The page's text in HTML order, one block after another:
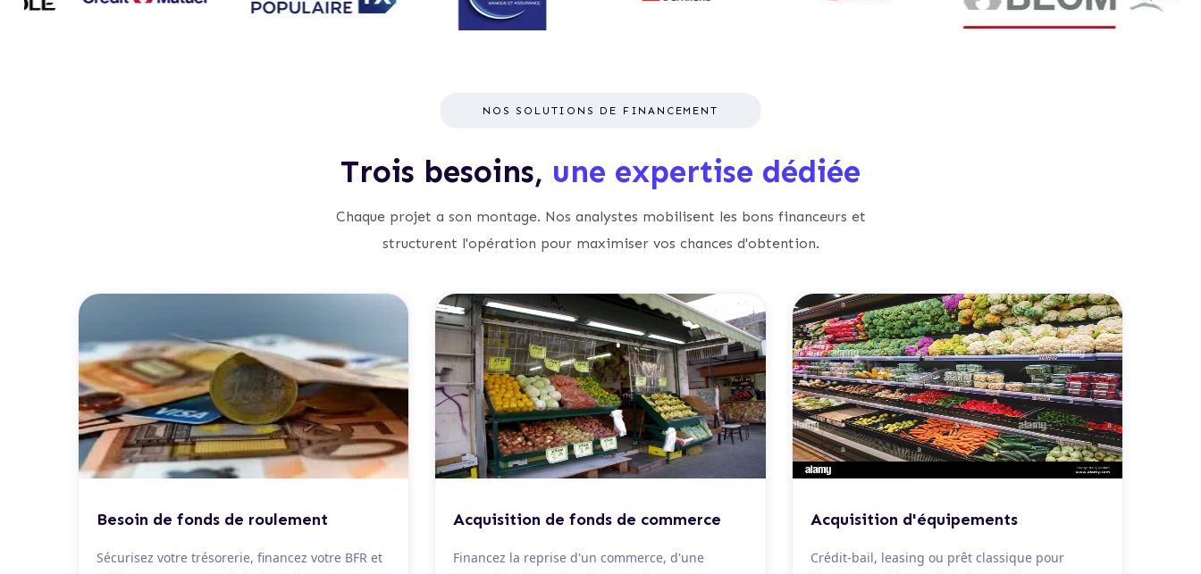
NOS SOLUTIONS DE FINANCEMENT
Trois besoins, une expertise dédiée
Chaque projet a son montage. Nos analystes mobilisent les bons financeurs et
structurent l'opération pour maximiser vos chances d'obtention.
Besoin de fonds de roulement
Sécurisez votre trésorerie, financez votre BFR et
Acquisition de fonds de commerce
Financez la reprise d'un commerce, d'une
Acquisition d'équipements
Crédit-bail, leasing ou prêt classique pour